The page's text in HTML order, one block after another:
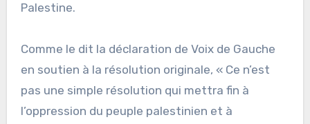
Palestine.
Comme le dit la déclaration de Voix de Gauche
en soutien à la résolution originale, « Ce n’est
pas une simple résolution qui mettra fin à
l’oppression du peuple palestinien et à